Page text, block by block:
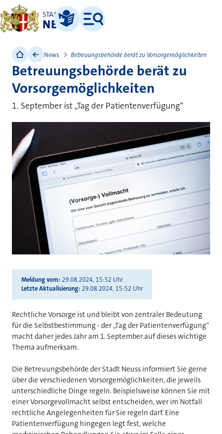
STADT
NEUSS
Leichte Sprache
Menü
News Betreuungsbehörde berät zu Vorsorgemöglichkeiten
Betreuungsbehörde berät zu
Vorsorgemöglichkeiten
1. September ist „Tag der Patientenverfügung“
Meldung vom 29.08.2024, 15:52 Uhr
Letzte Aktualisierung 29.08.2024, 15:52 Uhr
Rechtliche Vorsorge ist und bleibt von zentraler Bedeutung
für die Selbstbestimmung - der „Tag der Patientenverfügung“
macht daher jedes Jahr am 1. September auf dieses wichtige
Thema aufmerksam.
Die Betreuungsbehörde der Stadt Neuss informiert Sie gerne
über die verschiedenen Vorsorgemöglichkeiten, die jeweils
unterschiedliche Dinge regeln. Beispielsweise können Sie mit
einer Vorsorgevollmacht selbst entscheiden, wer im Notfall
rechtliche Angelegenheiten für Sie regeln darf. Eine
Patientenverfügung hingegen legt fest, welche